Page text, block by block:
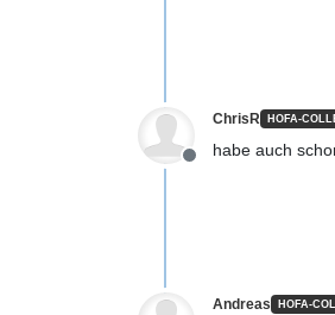
Offline
ChrisR HOFA-
habe auch
Andreas HOFA-